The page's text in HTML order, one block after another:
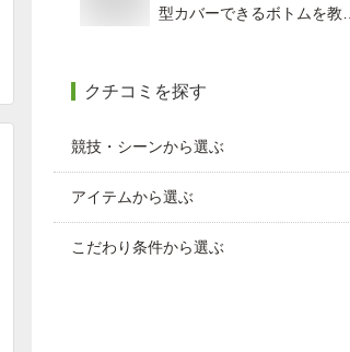
型カバーできるボトムを教え
クチコミを探す
競技・シーンから選ぶ
アイテムから選ぶ
こだわり条件から選ぶ